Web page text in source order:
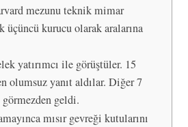
mezunu teknik mimar
üçüncü kurucu olarak aralarına
yatırımcı ile görüştüler. 15
olumsuz yanıt aldılar. Diğer 7
görmezden geldi.
mısır gevreği kutularını